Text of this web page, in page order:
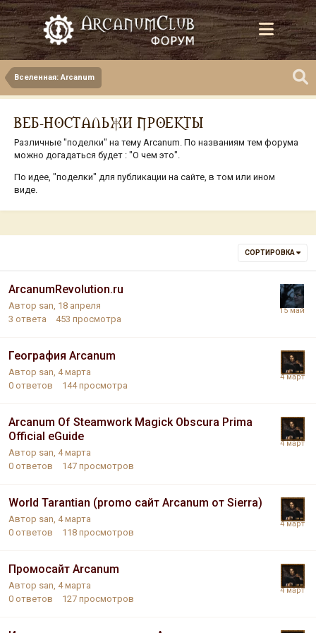
Вселенная: Arcanum
ВЕБ-НОСТАЛЬЖИ ПРОЕКТЫ
Различные "поделки" на тему Arcanum. По названиям тем форума
можно догадаться будет : "О чем это".
По идее, "поделки" для публикации на сайте, в том или ином
виде.
СОРТИРОВКА
ArcanumRevolution.ru
Автор san 18 апреля
3 ответа 453 просмотра
География Arcanum
Автор san 4 марта
0 ответов 144 просмотра
Arcanum Of Steamwork Magick Obscura Prima
Official eGuide
Автор san 4 марта
0 ответов 147 просмотров
World Tarantian (promo сайт Arcanum от Sierra)
Автор san 4 марта
0 ответов 118 просмотров
Промосайт Arcanum
Автор san 4 марта
0 ответов 127 просмотров